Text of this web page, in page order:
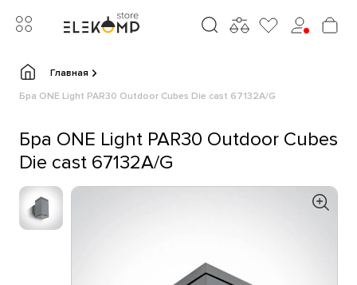
Главная
Бра ONE Light PAR30 Outdoor Cubes Die cast 67132A/G
Бра ONE Light PAR30 Outdoor Cubes
Die cast 67132A/G